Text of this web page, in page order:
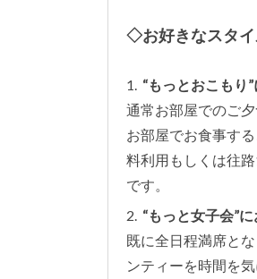
◇お好きなスタイ
“もっとおこもり
通常お部屋でのご
お部屋でお食事す
料利用もしくは往
です。
“もっと女子会”
既に全日程満席と
ンティーを時間を